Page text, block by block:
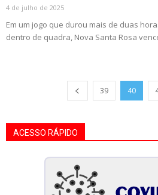
4 de julho de 2025
Em um jogo que durou mais de duas
dentro de quadra, Nova Santa Rosa
39 40
ACESSO RÁPIDO